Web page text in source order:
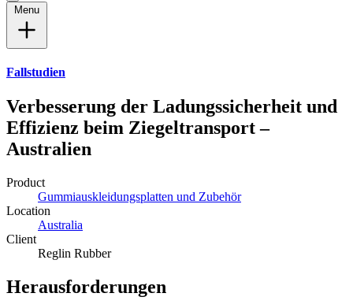
Fallstudien
Verbesserung der Ladungssicherheit und
Effizienz beim Ziegeltransport –
Australien
Product
Gummiauskleidungsplatten und Zubehör
Location
Australia
Client
Reglin Rubber
Herausforderungen